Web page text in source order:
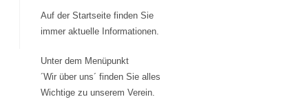
Auf der Startseite finden Sie
immer aktuelle Informationen.
Unter dem Menüpunkt
´Wir über uns´ finden Sie alles
Wichtige zu unserem Verein.